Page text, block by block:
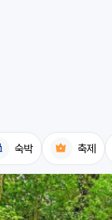
숙박 축제